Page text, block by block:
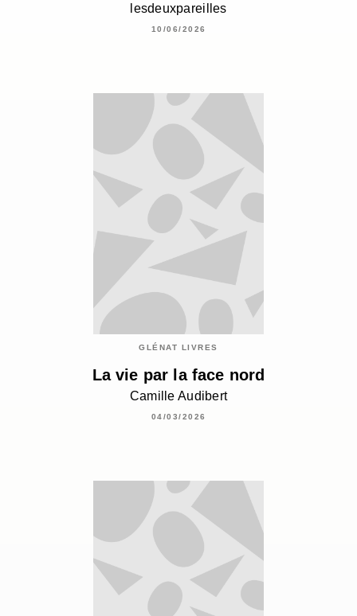
lesdeuxpareilles
10/06/2026
GLÉNAT LIVRES
La vie par la face nord
Camille Audibert
04/03/2026